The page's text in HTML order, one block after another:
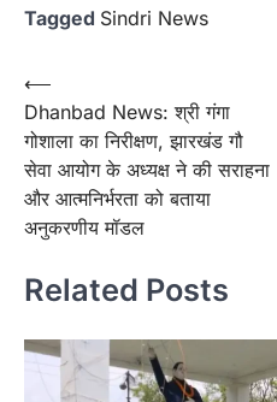
Tagged Sindri News
Post
navigation
⟵
Dhanbad News: श्री गंगा
गोशाला का निरीक्षण, झारखंड गौ
सेवा आयोग के अध्यक्ष ने की सराहना
और आत्मनिर्भरता को बताया
अनुकरणीय मॉडल
Related Posts